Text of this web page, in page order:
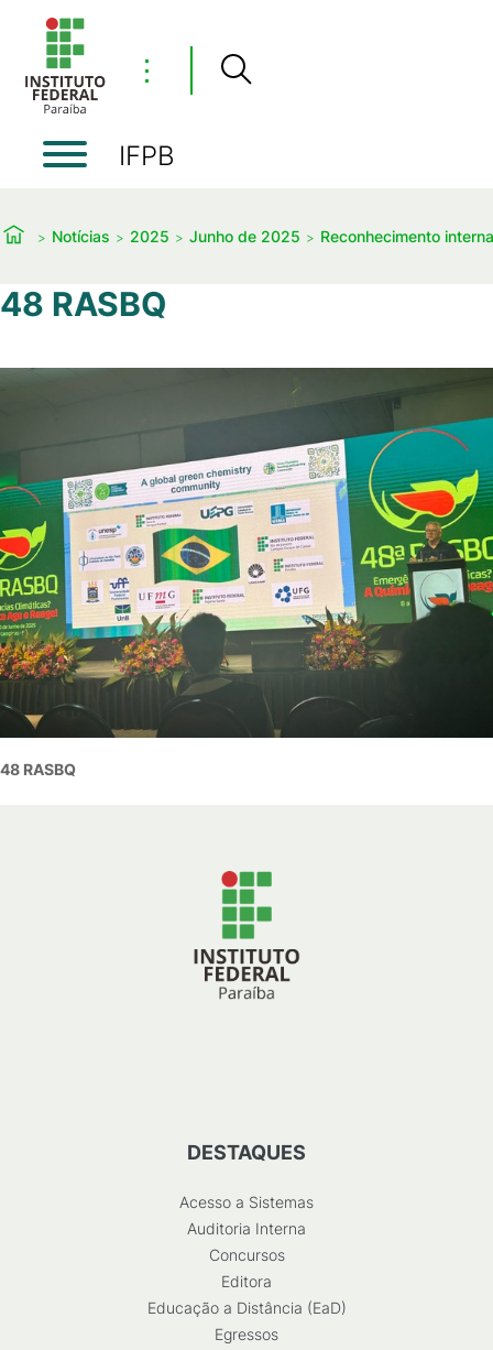
⋮
IFPB
Notícias 2025 Junho de 2025 Reconhecimento
48 RASBQ
48 RASBQ
DESTAQUES
Acesso a Sistemas
Auditoria Interna
Concursos
Editora
Educação a Distância (EaD)
Egressos